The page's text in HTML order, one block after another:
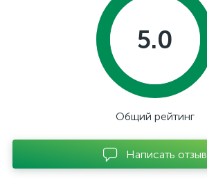
5.0
Общий рейтинг
Написать отзыв